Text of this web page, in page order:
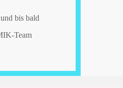
bis bald
Team